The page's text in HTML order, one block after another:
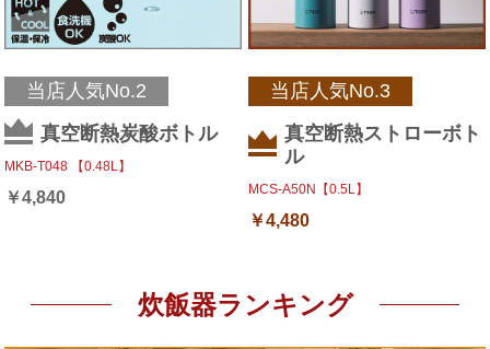
当店人気No.2
真空断熱炭酸ボトル
MKB-T048 【0.48L】
￥4,840
当店人気No.3
真空断熱ストローボト
ル
MCS-A50N【0.5L】
￥4,480
炊飯器ランキング